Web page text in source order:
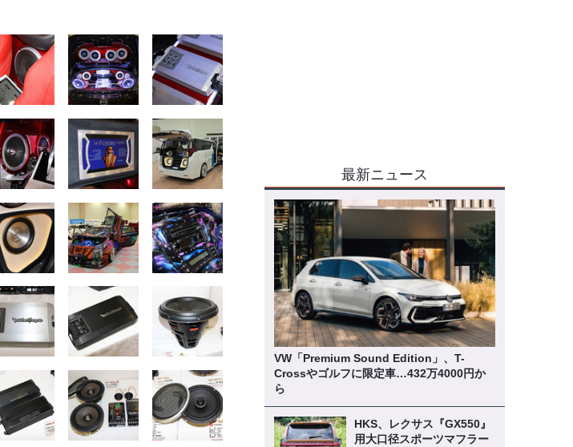
最新ニュース
VW「Premium Sound Edition」、T-
Crossやゴルフに限定車…432万4000円か
ら
HKS、レクサス『GX550』
用大口径スポーツマフラー